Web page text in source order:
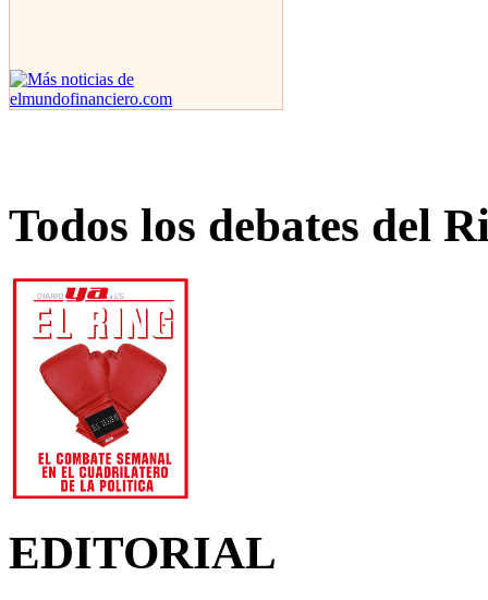
Todos los debates del
EDITORIAL